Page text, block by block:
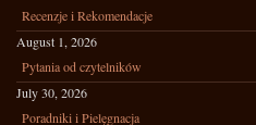
Recenzje i Rekomendacje
August 1, 2026
Pytania od czytelników
July 30, 2026
Poradniki i Pielęgnacja